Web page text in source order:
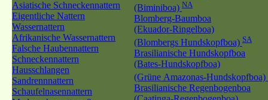
Asiatische Schneckennattern
Eigentliche Nattern
Wassernattern
Afrikanische Wassernattern
Falsche Haubennattern
Schneckennattern
Hausschlangen
Sandrennnattern
Schaufelnasennattern
(Biminiboa) NA
Blomberg-Baumboa
(Ekuador-Ringelboa)
(Blombergs Hundskopfboa) SA
Brasilianische Hundskopfboa
(Bates-Hundskopfboa)
(Grüne Amazonas-Hundskopfboa)
Brasilianische Regenbogenboa